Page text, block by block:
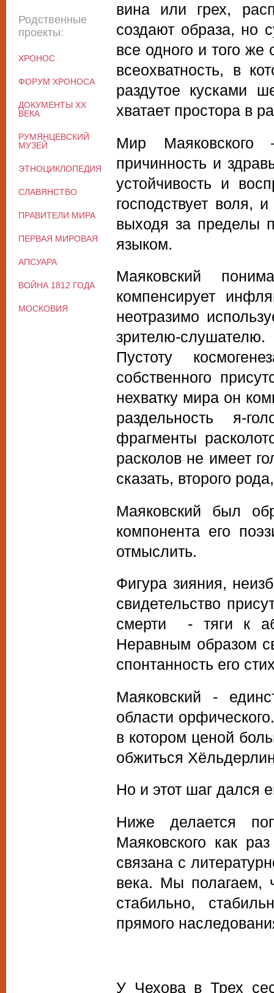
вина или грех,
создают образа, но
все одного и того же
всеохватность, в
раздутое кусками
хватает простора в
Мир Маяковского
причинность и
устойчивость и
господствует воля,
выходя за пределы
языком.
Маяковский
компенсирует
неотразимо
зрителю-
Пустоту
собственного
нехватку мира он
раздельность я-
фрагменты
расколов не имеет
сказать, второго
Маяковский был
компонента его
отмыслить.
Фигура зияния,
свидетельство
смерти - тяги к
Неравным образом
спонтанность его
Маяковский -
области
в котором ценой
обжиться
Но и этот шаг дался
Ниже делается
Маяковского как
связана с
века. Мы полагаем,
стабильно,
прямого
У Чехова в Трех
Родственные
проекты:
ХРОНОС
ФОРУМ ХРОНОСА
ДОКУМЕНТЫ XX
ВЕКА
РУМЯНЦЕВСКИЙ
МУЗЕЙ
ЭТНОЦИКЛОПЕДИЯ
СЛАВЯНСТВО
ПРАВИТЕЛИ МИРА
ПЕРВАЯ МИРОВАЯ
АПСУАРА
ВОЙНА 1812 ГОДА
МОСКОВИЯ